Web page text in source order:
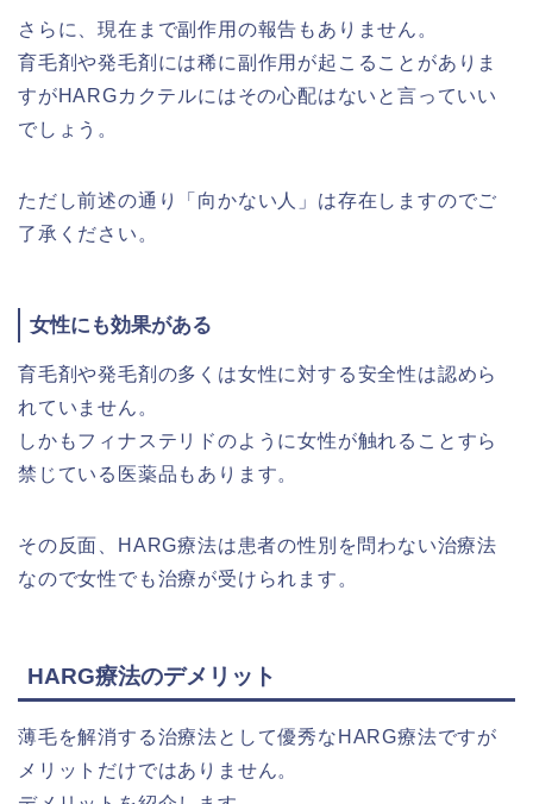
さらに、現在まで副作用の報告もありません。
育毛剤や発毛剤には稀に副作用が起こることがありま
すがHARGカクテルにはその心配はないと言っていい
でしょう。
ただし前述の通り「向かない人」は存在しますのでご
了承ください。
女性にも効果がある
育毛剤や発毛剤の多くは女性に対する安全性は認めら
れていません。
しかもフィナステリドのように女性が触れることすら
禁じている医薬品もあります。
その反面、HARG療法は患者の性別を問わない治療法
なので女性でも治療が受けられます。
HARG療法のデメリット
薄毛を解消する治療法として優秀なHARG療法ですが
メリットだけではありません。